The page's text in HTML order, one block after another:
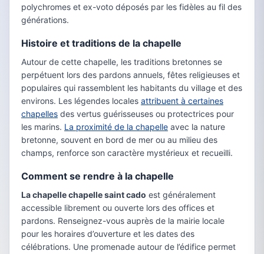
polychromes et ex-voto déposés par les fidèles au fil des
générations.
Histoire et traditions de la chapelle
Autour de cette chapelle, les traditions bretonnes se
perpétuent lors des pardons annuels, fêtes religieuses et
populaires qui rassemblent les habitants du village et des
environs. Les légendes locales attribuent à certaines
chapelles des vertus guérisseuses ou protectrices pour
les marins. La proximité de la chapelle avec la nature
bretonne, souvent en bord de mer ou au milieu des
champs, renforce son caractère mystérieux et recueilli.
Comment se rendre à la chapelle
La chapelle chapelle saint cado est généralement
accessible librement ou ouverte lors des offices et
pardons. Renseignez-vous auprès de la mairie locale
pour les horaires d’ouverture et les dates des
célébrations. Une promenade autour de l’édifice permet